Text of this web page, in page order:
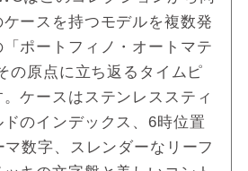
ケースを持つモデルを複数発
ポートフィノ・オートマテ
の原点に立ち返るタイムピ
ケースはステンレススティ
のインデックス、6時位置
マ数字、スレンダーなリーフ